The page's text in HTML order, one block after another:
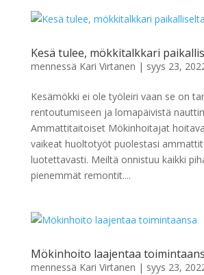
Kesä tulee, mökkitalkkari
mennessä Kari Virtanen | syys 23,
Kesämökki ei ole työleiri vaan se on
rentoutumiseen ja lomapäivistä
Ammattitaitoiset Mökinhoitajat
vaikeat huoltotyöt puolestasi
luotettavasti. Meiltä onnistuu kaikki
pienemmät remontit....
Mökinhoito laajentaa
mennessä Kari Virtanen | syys 23,